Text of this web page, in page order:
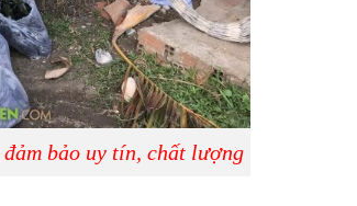
bảo uy tín, chất lượng